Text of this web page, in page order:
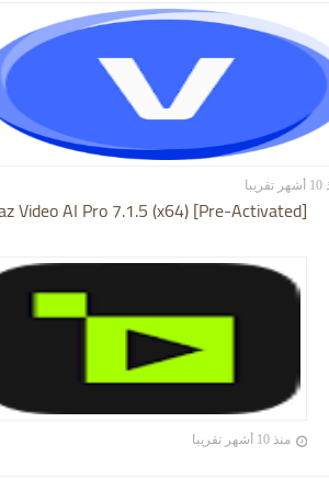
Video AI Pro 7.1.5 (x64) [Pre-Activated]
منذ 10 أشهر تقريبا